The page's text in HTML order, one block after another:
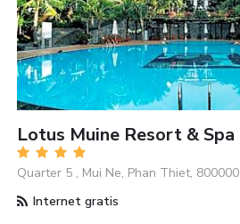
Lotus Muine Resort & Spa
Quarter 5 , Mui Ne, Phan Thiet, 800000
Internet gratis